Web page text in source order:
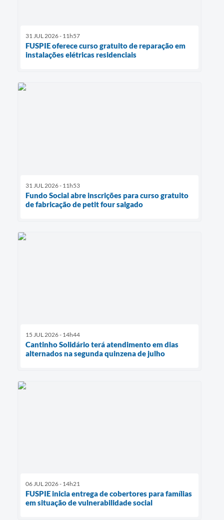
31 JUL 2026 - 11h57
FUSPIE oferece curso gratuito de reparação em
instalações elétricas residenciais
31 JUL 2026 - 11h53
Fundo Social abre inscrições para curso gratuito
de fabricação de petit four salgado
15 JUL 2026 - 14h44
Cantinho Solidário terá atendimento em dias
alternados na segunda quinzena de julho
06 JUL 2026 - 14h21
FUSPIE inicia entrega de cobertores para famílias
em situação de vulnerabilidade social